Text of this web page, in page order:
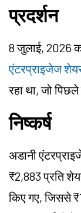
प्रदर्शन
8 जुलाई, 2026
एंटरप्राइजेज
रहा था, जो
निष्कर्ष
अडानी
₹2,883 प्रति
किए गए, जिससे